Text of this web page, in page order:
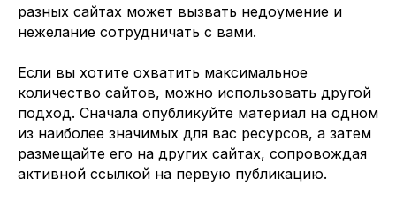
разных сайтах может вызвать недоумение и
нежелание сотрудничать с вами.
Если вы хотите охватить максимальное
количество сайтов, можно использовать другой
подход. Сначала опубликуйте материал на одном
из наиболее значимых для вас ресурсов, а затем
размещайте его на других сайтах, сопровождая
активной ссылкой на первую публикацию.